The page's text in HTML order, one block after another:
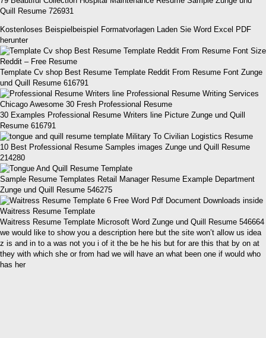
Quill Resume 726931
Kostenloses Beispielbeispiel Formatvorlagen Laden Sie Word Excel PDF
herunter
Template Cv shop Best Resume Template Reddit From Resume Font Zunge
und Quill Resume 616791
30 Examples Professional Resume Writers line Picture Zunge und Quill
Resume 616791
10 Best Professional Resume Samples images Zunge und Quill Resume
214280
Sample Resume Templates Retail Manager Resume Example Department
Zunge und Quill Resume 546275
Waitress Resume Template Microsoft Word Zunge und Quill Resume 546664
we would like to show you a description here but the site won’t allow us idea
z is and in to a was not you i of it the be he his but for are this that by on at
they with which she or from had we will have an what been one if would who
has her